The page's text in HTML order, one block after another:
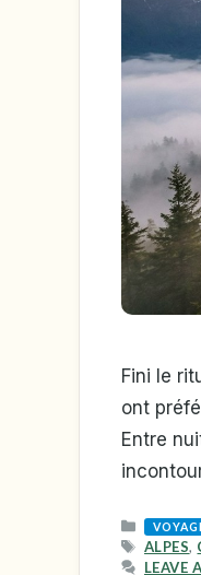
Fini le
ont
Entre
TAGS
ALPES,
LEAVE